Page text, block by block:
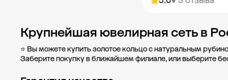
Добавить в
Крупнейшая ювелирная сеть в
⭐ Вы можете купить золотое кольцо с натуральным
Заберите покупку вближайшем филиале, или выберите